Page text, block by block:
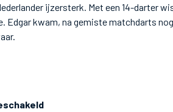
ijzersterk. Met een 14-darter
Edgar kwam, na gemiste matchdarts